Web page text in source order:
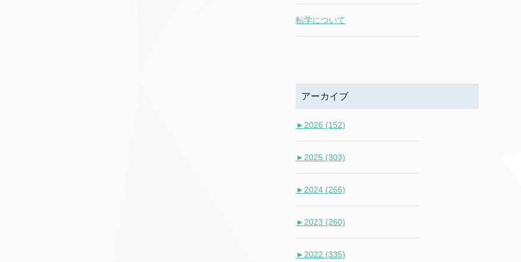
転学について
アーカイブ
► 2026 (152)
► 2025 (303)
► 2024 (266)
► 2023 (260)
► 2022 (335)